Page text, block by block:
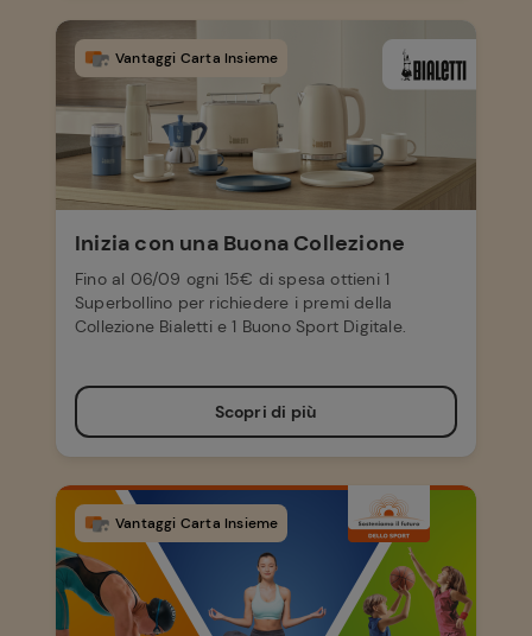
Vantaggi Carta Insieme
Inizia con una Buona Collezione
Fino al 06/09 ogni 15€ di spesa ottieni 1
Superbollino per richiedere i premi della
Collezione Bialetti e 1 Buono Sport Digitale.
Scopri di più
Vantaggi Carta Insieme